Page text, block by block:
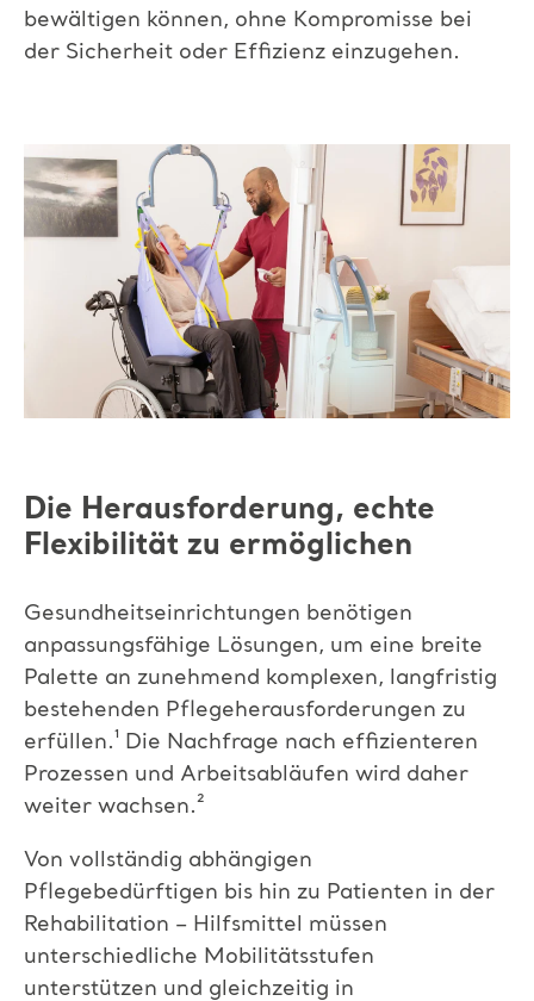
bewältigen können, ohne Kompromisse bei
der Sicherheit oder Effizienz einzugehen.
Die Herausforderung, echte
Flexibilität zu ermöglichen
Gesundheitseinrichtungen benötigen
anpassungsfähige Lösungen, um eine breite
Palette an zunehmend komplexen, langfristig
bestehenden Pflegeherausforderungen zu
erfüllen.¹ Die Nachfrage nach effizienteren
Prozessen und Arbeitsabläufen wird daher
weiter wachsen.²
Von vollständig abhängigen
Pflegebedürftigen bis hin zu Patienten in der
Rehabilitation – Hilfsmittel müssen
unterschiedliche Mobilitätsstufen
unterstützen und gleichzeitig in